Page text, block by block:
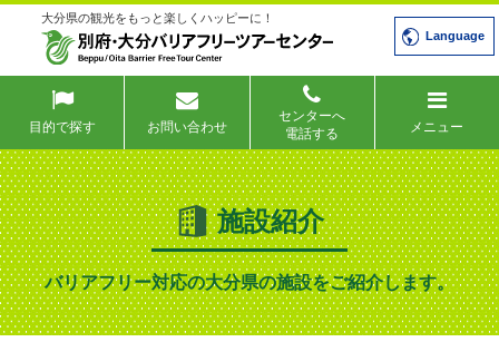
大分県の観光をもっと楽しくハッピーに！
Language
目的で探す お問い合わせ
センターへ
電話する
メニュー
施設紹介
バリアフリー対応の大分県の施設をご紹介します。